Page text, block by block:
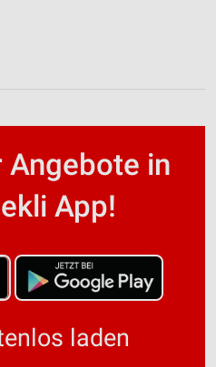
Angebote in
App!
laden